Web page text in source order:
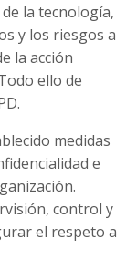
la tecnología,
y los riesgos a
la acción
ello de
medidas
e
control y
el respeto a